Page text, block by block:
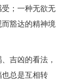
；一种无欲无
豁达的精神境
吉凶的看法，
总是互相转